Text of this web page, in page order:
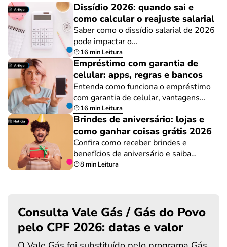
Dissídio 2026: quando sai e
como calcular o reajuste salarial
Saber como o dissídio salarial de 2026
pode impactar o…
16 min Leitura
Empréstimo com garantia de
celular: apps, regras e bancos
Entenda como funciona o empréstimo
com garantia de celular, vantagens…
16 min Leitura
Brindes de aniversário: lojas e
como ganhar coisas grátis 2026
Confira como receber brindes e
benefícios de aniversário e saiba…
8 min Leitura
Consulta Vale Gás / Gás do Povo
pelo CPF 2026: datas e valor